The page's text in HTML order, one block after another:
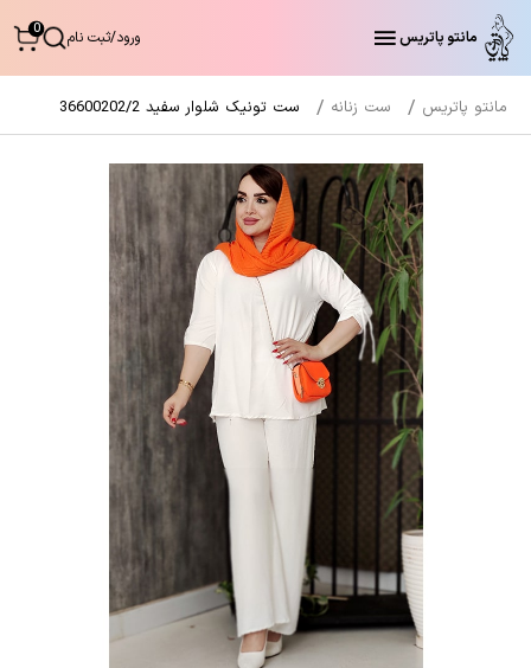
مانتو پاتریس ورود/ثبت نام 0
مانتو پاتریس ست زنانه ست تونیک شلوار سفید 36600202/2